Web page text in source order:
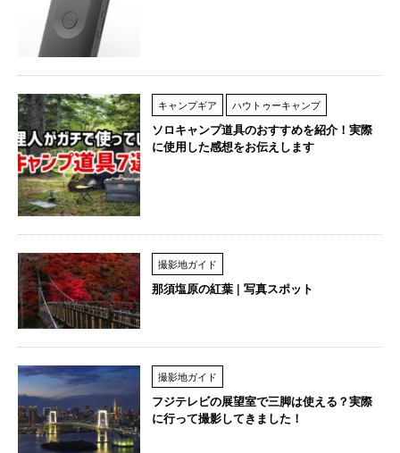
キャンプギア ハウトゥーキャンプ
ソロキャンプ道具のおすすめを紹介！実際
に使用した感想をお伝えします
撮影地ガイド
那須塩原の紅葉 | 写真スポット
撮影地ガイド
フジテレビの展望室で三脚は使える？実際
に行って撮影してきました！